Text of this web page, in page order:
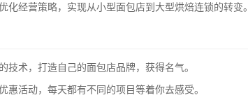
化经营策略，实现从小型面包店到大型烘焙连锁的转变。
技术，打造自己的面包店品牌，获得名气。
惠活动，每天都有不同的项目等着你去感受。